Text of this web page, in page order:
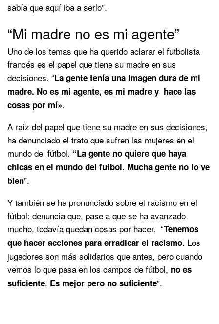
sabía que aquí iba a serlo”.
“Mi madre no es mi agente”
Uno de los temas que ha querido aclarar el futbolista
francés es el papel que tiene su madre en sus
decisiones. “La gente tenía una imagen dura de mi
madre. No es mi agente, es mi madre y hace las
cosas por mí».
A raíz del papel que tiene su madre en sus decisiones,
ha denunciado el trato que sufren las mujeres en el
mundo del fútbol. “La gente no quiere que haya
chicas en el mundo del futbol. Mucha gente no lo ve
bien”.
Y también se ha pronunciado sobre el racismo en el
fútbol: denuncia que, pase a que se ha avanzado
mucho, todavía quedan cosas por hacer. “Tenemos
que hacer acciones para erradicar el racismo. Los
jugadores son más solidarios que antes, pero cuando
vemos lo que pasa en los campos de fútbol, no es
suficiente. Es mejor pero no suficiente”.